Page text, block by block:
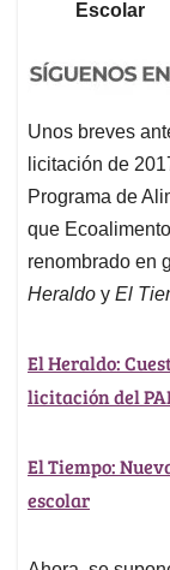
Escolar
Unos breves
licitación de
Programa de
que
renombrado en
Heraldo y El
El Heraldo:
licitación del
El Tiempo:
escolar